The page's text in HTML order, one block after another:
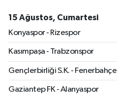
15 Ağustos, Cumartesi
Konyaspor - Rizespor
Kasımpaşa - Trabzonspor
Gençlerbirliği S.K. - Fenerbahçe
Gaziantep FK - Alanyaspor